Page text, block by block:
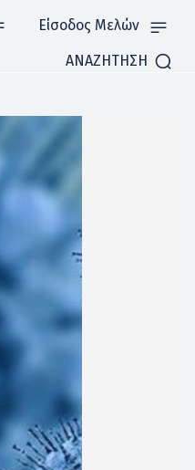
Είσοδος Μελών
ΑΝΑΖΗΤΗΣΗ